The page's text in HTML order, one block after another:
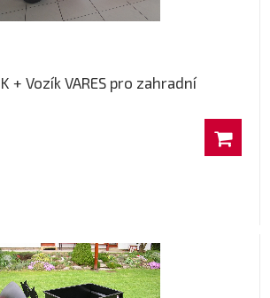
+ Vozík VARES pro zahradní